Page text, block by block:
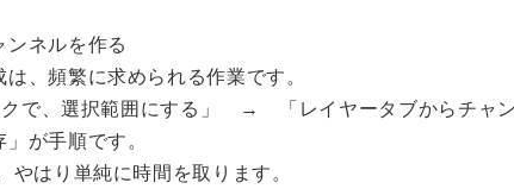
ネルを作る
、頻繁に求められる作業です。
クで、選択範囲にする」 → 「レイヤータブからチャ
が手順です。
やはり単純に時間を取ります。